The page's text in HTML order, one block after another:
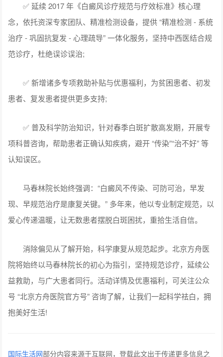
✅ 延续 2017 年《白癜风诊疗规范与疗效标准》核心理
念，依托资深专家团队、精准检测设备，提供 “精准检测 - 系统
治疗 - 巩固抗复发 - 心理疏导” 一体化服务，坚持中西医结合规
范诊疗，杜绝误诊误治;
✅ 新增诸多专项救助补贴与优惠福利，为贫困患者、初发
患者、复发患者提供更多支持;
✅ 普及科学防治知识，针对春季白斑扩散高发期，开展专
项科普咨询，帮助患者正确认知疾病，避开 “传染”“治不好” 等
认知误区。
马春林院长始终强调：“白癜风不传染、可防可治，早发
现、早规范治疗是康复关键。” 多年来，他以专业制定规范，以
爱心传递温暖，让无数患者摆脱白斑困扰，重拾生活自信。
消除偏见从了解开始，科学康复从规范起步。北京方舟医
院将始终以马春林院长的初心为指引，坚持规范诊疗，延续公
益救助，与广大患者同行。活动详情及优惠福利，可关注公众
号 “北京方舟医院官方号” 咨询了解，让我们一起科学祛白，拥
抱美好生活!
国际生活网部分内容来源于互联网，登载此文出于传递更多信息之